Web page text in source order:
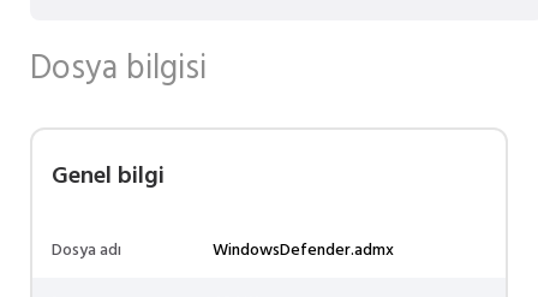
Dosya bilgisi
Genel bilgi
Dosya adı
WindowsDefender.admx